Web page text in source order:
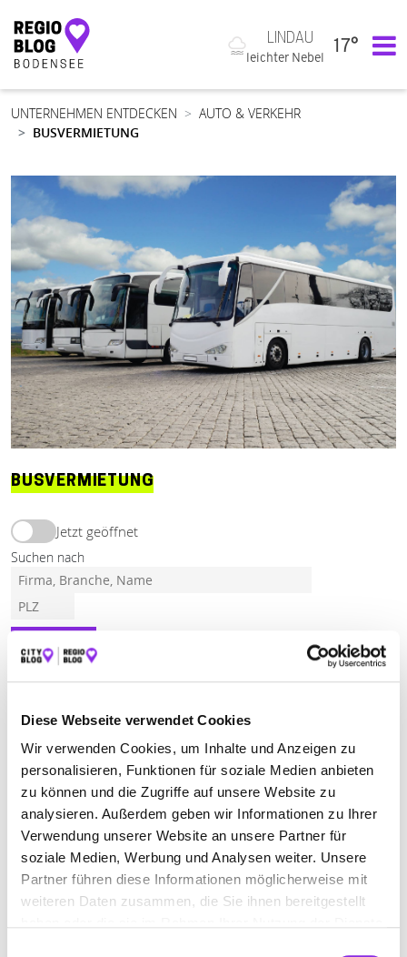
Diese Webseite verwendet Cookies
Wir verwenden Cookies, um Inhalte und Anzeigen zu
personalisieren, Funktionen für soziale Medien anbieten
zu können und die Zugriffe auf unsere Website zu
analysieren. Außerdem geben wir Informationen zu Ihrer
Verwendung unserer Website an unsere Partner für
soziale Medien, Werbung und Analysen weiter. Unsere
Partner führen diese Informationen möglicherweise mit
weiteren Daten zusammen, die Sie ihnen bereitgestellt
Hauptnavigation
LINDAU
leichter Nebel
17°
UNTERNEHMEN ENTDECKEN
AUTO & VERKEHR
BUSVERMIETUNG
BUSVERMIETUNG
Jetzt geöffnet
Suchen nach
ALLE BAD SCHUSSENRIED
ISNY IM ALLGÄU
TETTNANG
DIESCH OMNIBUSVERKEHR KG
Enzisholzweg 6 | 88427 Bad Schussenried DE
+497583400960